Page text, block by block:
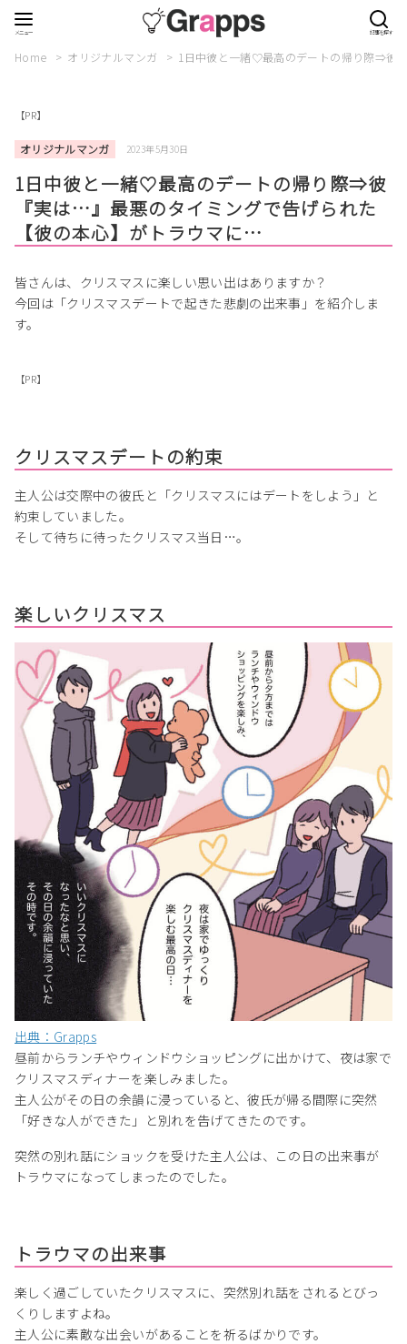
Home オリジナルマンガ 1日中彼と一緒♡最高のデートの帰り際⇒彼
【PR】
オリジナルマンガ 2023年5月30日
1日中彼と一緒♡最高のデートの帰り際⇒彼
『実は…』最悪のタイミングで告げられた
【彼の本心】がトラウマに…
皆さんは、クリスマスに楽しい思い出はありますか？
今回は「クリスマスデートで起きた悲劇の出来事」を紹介しま
す。
【PR】
クリスマスデートの約束
主人公は交際中の彼氏と「クリスマスにはデートをしよう」と
約束していました。
そして待ちに待ったクリスマス当日…。
楽しいクリスマス
出典：Grapps
昼前からランチやウィンドウショッピングに出かけて、夜は家で
クリスマスディナーを楽しみました。
主人公がその日の余韻に浸っていると、彼氏が帰る間際に突然
「好きな人ができた」と別れを告げてきたのです。
突然の別れ話にショックを受けた主人公は、この日の出来事が
トラウマになってしまったのでした。
トラウマの出来事
楽しく過ごしていたクリスマスに、突然別れ話をされるとびっ
くりしますよね。
主人公に素敵な出会いがあることを祈るばかりです。